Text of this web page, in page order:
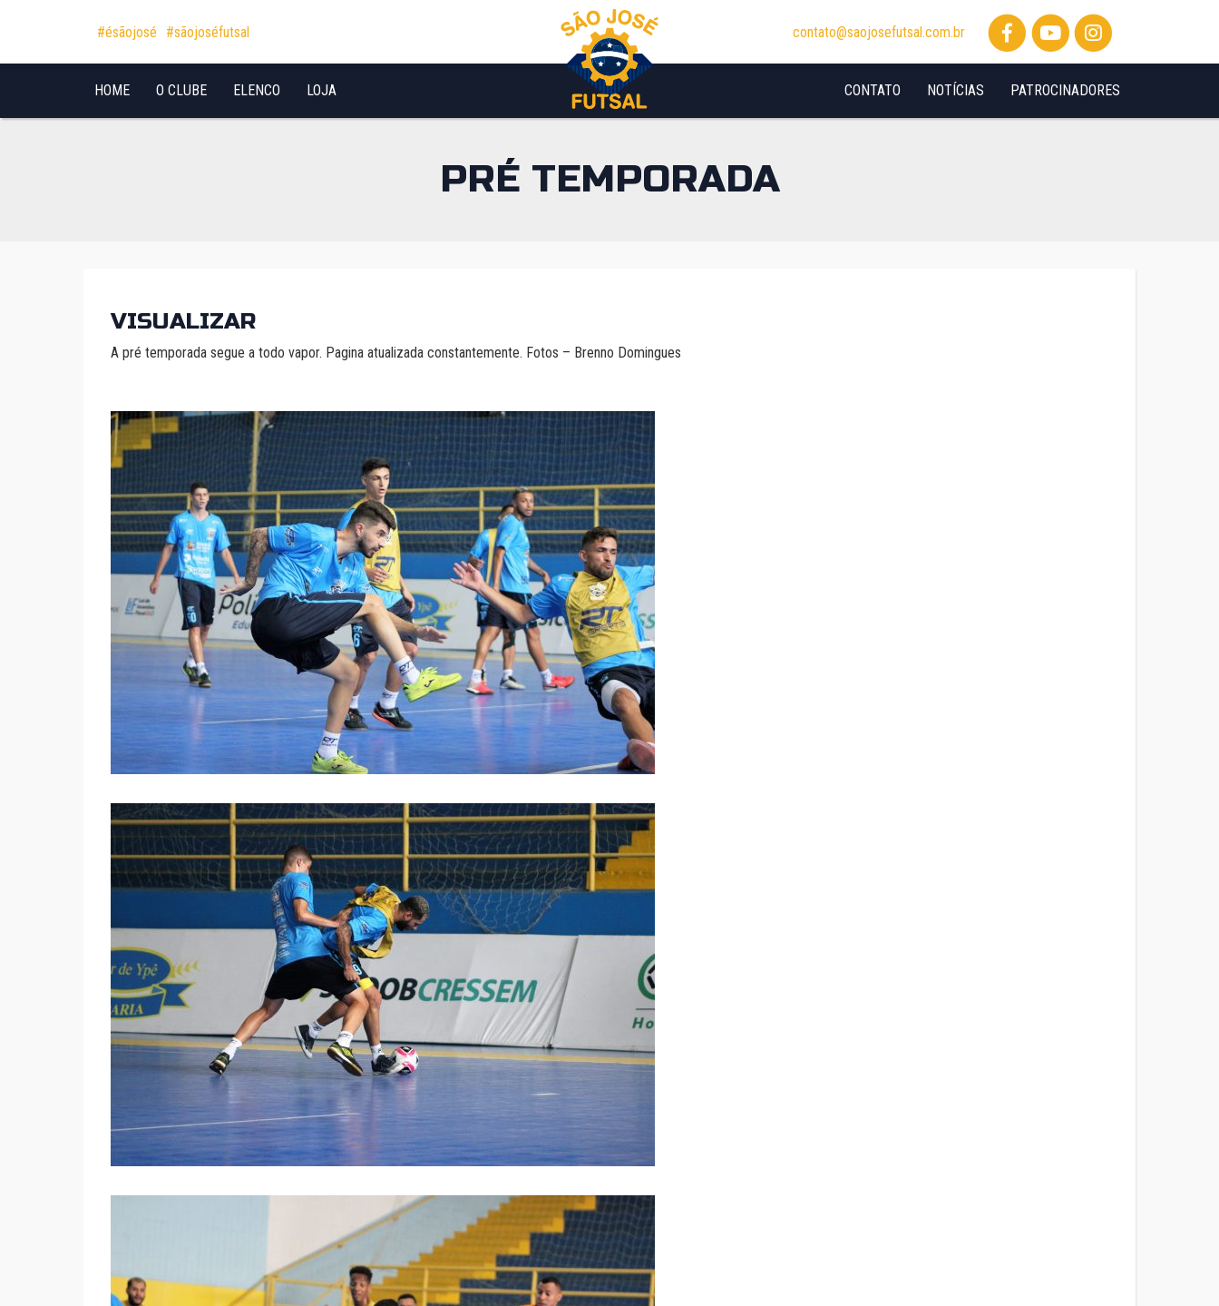
Pular para o conteúdo
#ésãojosé #sãojoséfutsal contato@saojosefutsal.com.br
HOME O CLUBE ELENCO LOJA PATROCINADORES
NOTÍCIAS
CONTATO
PRÉ TEMPORADA
VISUALIZAR
A pré temporada segue a todo vapor. Pagina atualizada constantemente. Fotos – Brenno Domingues